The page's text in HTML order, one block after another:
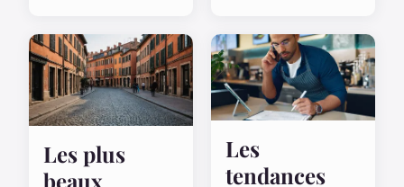
Les plus
beaux
Les
tendances